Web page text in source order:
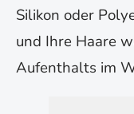
Silikon oder
und Ihre Haare
Aufenthalts im